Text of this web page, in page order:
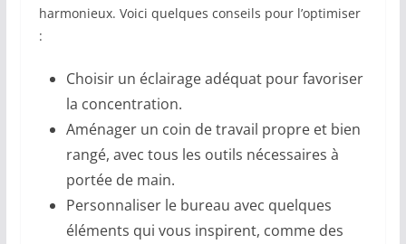
harmonieux. Voici quelques conseils pour l’optimiser
:
Choisir un éclairage adéquat pour favoriser
la concentration.
Aménager un coin de travail propre et bien
rangé, avec tous les outils nécessaires à
portée de main.
Personnaliser le bureau avec quelques
éléments qui vous inspirent, comme des